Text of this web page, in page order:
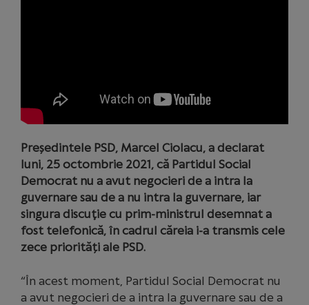
Președintele PSD, Marcel Ciolacu, a declarat
luni, 25 octombrie 2021, că Partidul Social
Democrat nu a avut negocieri de a intra la
guvernare sau de a nu intra la guvernare, iar
singura discuţie cu prim-ministrul desemnat a
fost telefonică, în cadrul căreia i-a transmis cele
zece priorități ale PSD.
“În acest moment, Partidul Social Democrat nu
a avut negocieri de a intra la guvernare sau de a